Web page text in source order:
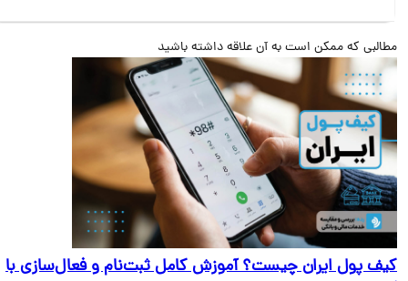
که ممکن است به آن علاقه داشته باشید
پول ایران چیست؟ آموزش کامل ثبت‌نام و فعال‌سازی با